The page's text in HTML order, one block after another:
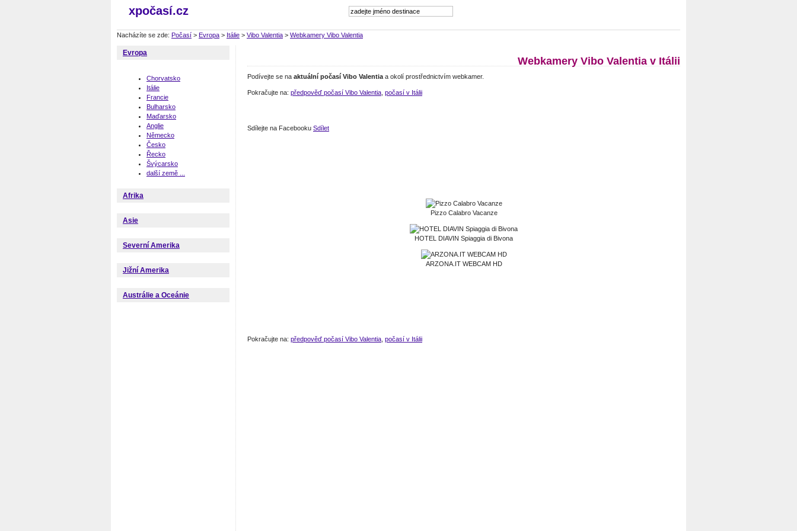
xpočasí.cz
Nacházíte se zde: Počasí > Evropa > Itálie > Vibo Valentia > Webkamery Vibo Valentia
Evropa
Chorvatsko
Itálie
Francie
Bulharsko
Maďarsko
Anglie
Německo
Česko
Řecko
Švýcarsko
další země ...
Afrika
Asie
Severní Amerika
Jižní Amerika
Austrálie a Oceánie
Webkamery Vibo Valentia v Itálii
Podívejte se na aktuální počasí Vibo Valentia a okolí prostřednictvím webkamer.
Pokračujte na: předpověď počasí Vibo Valentia počasí v Itálii
Sdílejte na Facebooku Sdílet
Pizzo Calabro Vacanze
HOTEL DIAVIN Spiaggia di Bivona
ARZONA.IT WEBCAM HD
Pokračujte na: předpověď počasí Vibo Valentia počasí v Itálii